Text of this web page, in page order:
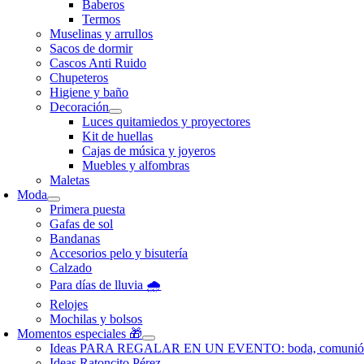
Baberos
Termos
Muselinas y arrullos
Sacos de dormir
Cascos Anti Ruido
Chupeteros
Higiene y baño
Decoración
Luces quitamiedos y proyectores
Kit de huellas
Cajas de música y joyeros
Muebles y alfombras
Maletas
Moda
Primera puesta
Gafas de sol
Bandanas
Accesorios pelo y bisutería
Calzado
Para días de lluvia 🌧️
Relojes
Mochilas y bolsos
Momentos especiales 🎁
Ideas PARA REGALAR EN UN EVENTO: boda,